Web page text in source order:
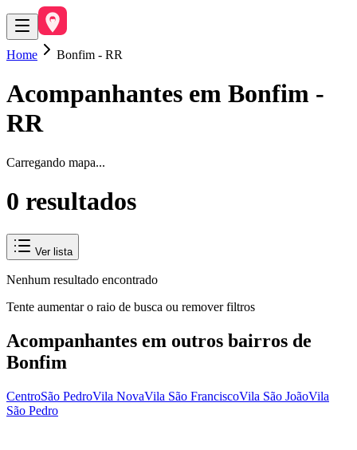
Home Bonfim - RR
Acompanhantes em Bonfim -
RR
Carregando mapa...
0 resultados
Ver lista
Nenhum resultado encontrado
Tente aumentar o raio de busca ou remover filtros
Acompanhantes em outros bairros de
Bonfim
CentroSão PedroVila NovaVila São FranciscoVila São JoãoVila
São Pedro